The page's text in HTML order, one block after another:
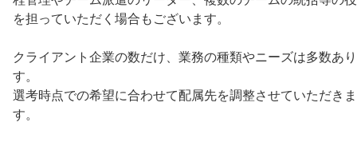
を担っていただく場合もございます。
クライアント企業の数だけ、業務の種類やニーズは多数あ
す。
選考時点での希望に合わせて配属先を調整させていただきま
す。